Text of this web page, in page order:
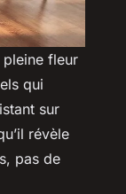
pleine fleur
qui
sur
révèle
pas de